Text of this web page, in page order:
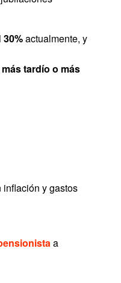
30%actualmente, y
tardío o más
inflación y gastos
a